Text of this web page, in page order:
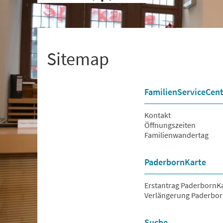
Sitemap
Kontakt
Öffnungszeiten
Familienwandertag
PaderbornKarte
Erstantrag
Verlängerung